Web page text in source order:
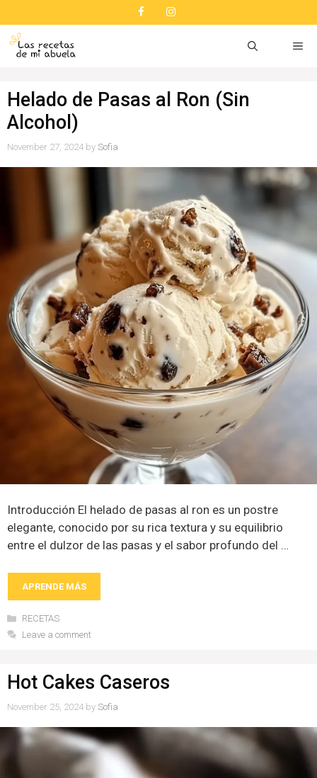
to
content
Helado de Pasas al Ron (Sin
Alcohol)
November 27, 2024 by Sofia
Introducción El helado de pasas al ron es un postre
elegante, conocido por su rica textura y su equilibrio
entre el dulzor de las pasas y el sabor profundo del …
APRENDE MÁS
Categories
RECETAS
Leave a comment
Hot Cakes Caseros
November 25, 2024 by Sofia